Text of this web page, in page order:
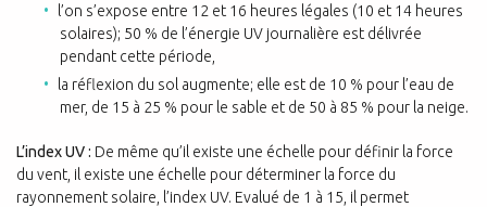
l’on s’expose entre 12 et 16 heures légales (10 et 14 heures
solaires); 50 % de l’énergie UV journalière est délivrée
pendant cette période,
la réflexion du sol augmente; elle est de 10 % pour l’eau de
mer, de 15 à 25 % pour le sable et de 50 à 85 % pour la neige.
L’index UV : De même qu’il existe une échelle pour définir la force
du vent, il existe une échelle pour déterminer la force du
rayonnement solaire, l’index UV. Evalué de 1 à 15, il permet